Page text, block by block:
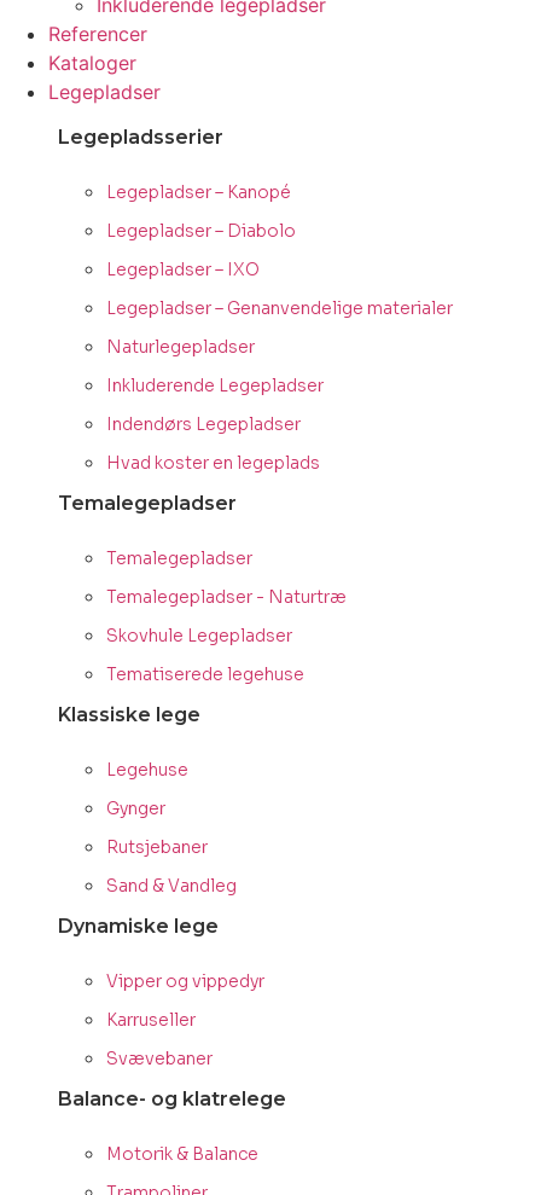
Inkluderende legepladser
Referencer
Kataloger
Legepladser
Legepladsserier
Legepladser – Kanopé
Legepladser – Diabolo
Legepladser – IXO
Legepladser – Genanvendelige materialer
Naturlegepladser
Inkluderende Legepladser
Indendørs Legepladser
Hvad koster en legeplads
Temalegepladser
Temalegepladser
Temalegepladser - Naturtræ
Skovhule Legepladser
Tematiserede legehuse
Klassiske lege
Legehuse
Gynger
Rutsjebaner
Sand & Vandleg
Dynamiske lege
Vipper og vippedyr
Karruseller
Svævebaner
Balance- og klatrelege
Motorik & Balance